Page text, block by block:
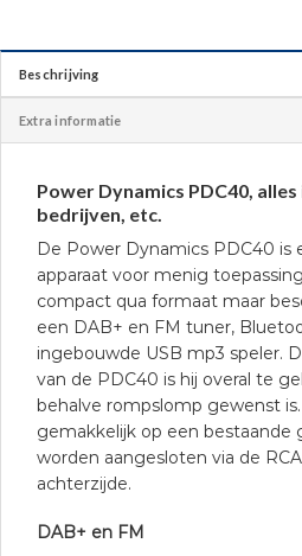
Beschrijving
Extra informatie
Power Dynamics PDC40,
bedrijven, etc.
De Power Dynamics PDC40 is
apparaat voor menig
compact qua formaat maar
een DAB+ en FM tuner,
ingebouwde USB mp3 speler.
van de PDC40 is hij overal te
behalve rompslomp gewenst
gemakkelijk op een bestaande
worden aangesloten via de
achterzijde.
DAB+ en FM